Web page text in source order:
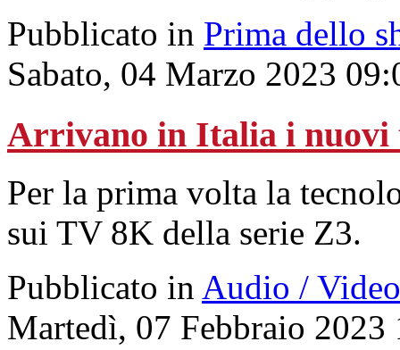
Pubblicato in Prima dello
Sabato, 04 Marzo 2023
Arrivano in Italia i
Per la prima volta la
sui TV 8K della serie Z3.
Pubblicato in Audio / Video
Martedì, 07 Febbraio 2023